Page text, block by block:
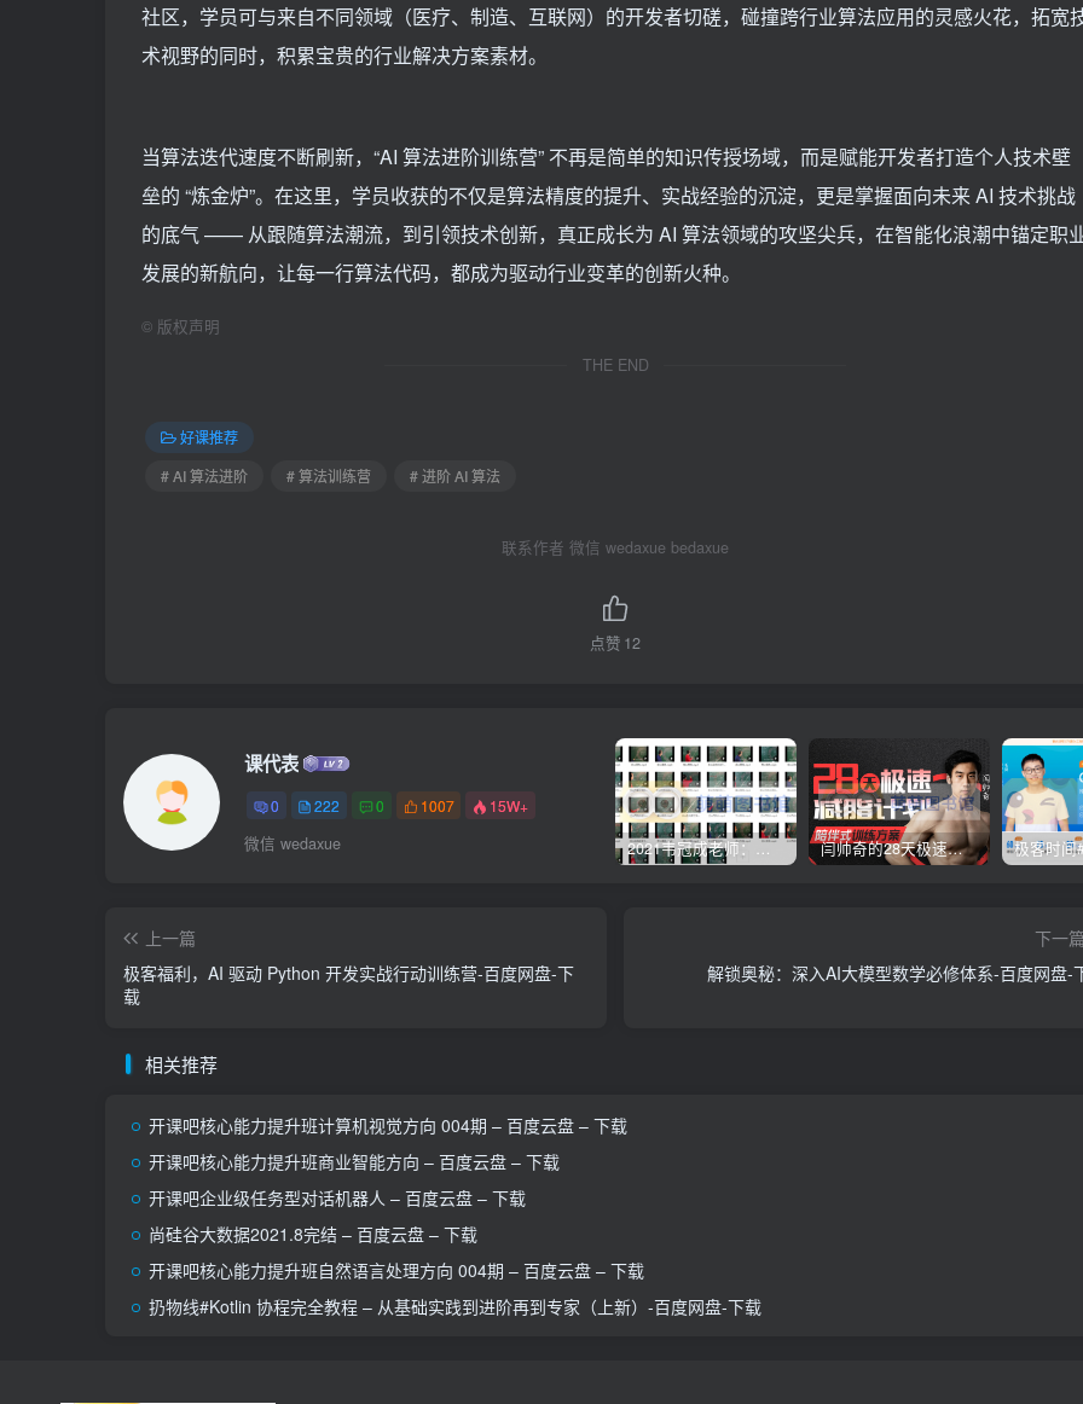
社区，学员可与来自不同领域（医疗、制造、互联网）的开发者切磋，碰撞跨行业算法应用的灵感火花，拓宽
术视野的同时，积累宝贵的行业解决方案素材。
当算法迭代速度不断刷新，“AI 算法进阶训练营” 不再是简单的知识传授场域，而是赋能开发者打造个人技术壁
垒的 “炼金炉”。在这里，学员收获的不仅是算法精度的提升、实战经验的沉淀，更是掌握面向未来 AI 技术挑战
的底气 —— 从跟随算法潮流，到引领技术创新，真正成长为 AI 算法领域的攻坚尖兵，在智能化浪潮中锚定职
发展的新航向，让每一行算法代码，都成为驱动行业变革的创新火种。
© 版权声明
THE END
好课推荐
# AI 算法进阶
# 算法训练营 # 进阶 AI 算法
联系作者 微信 wedaxue bedaxue
点赞 12
课代表
0 222 0 1007 15W+
微信 wedaxue 2021韦冠成老师：韦氏天星风水《秘传二十四山吉凶占断要法》 – 百度云盘 – 下载 闫帅奇的28天极速减脂计划 – 网盘分享 – 下载
上一篇
极客福利，AI 驱动 Python 开发实战行动训练营-百度网盘-下
载
下一
解锁奥秘：深入AI大模型数学必修体系-百度网盘-
相关推荐
开课吧核心能力提升班计算机视觉方向 004期 – 百度云盘 – 下载
开课吧核心能力提升班商业智能方向 – 百度云盘 – 下载
开课吧企业级任务型对话机器人 – 百度云盘 – 下载
尚硅谷大数据2021.8完结 – 百度云盘 – 下载
开课吧核心能力提升班自然语言处理方向 004期 – 百度云盘 – 下载
扔物线#Kotlin 协程完全教程 – 从基础实践到进阶再到专家（上新）-百度网盘-下载